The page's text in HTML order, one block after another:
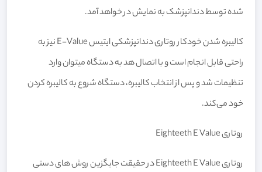
شده توسط دندانپزشک به نمایش در خواهد آمد.
کالیبره شدن خودکار روتاری دندانپزشکی ایتیس E-Value نیز به
راحتی قابل انجام است و با اتصال هد به دستگاه میتوان وارد
تنظیمات شد و پس از انتخاب کالیبره، دستگاه شروع به کالیبره کردن
خود می‌کند.
روتاری Eighteeth E Value
روتاری Eighteeth E Value در حقیقت جایگزین روش های دستی